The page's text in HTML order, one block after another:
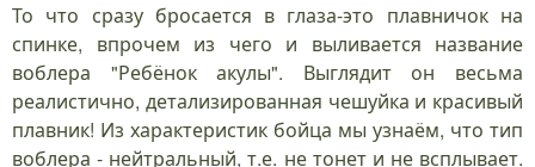
То что сразу бросается в глаза-это плавничок на
спинке, впрочем из чего и выливается название
воблера "Ребёнок акулы". Выглядит он весьма
реалистично, детализированная чешуйка и красивый
плавник! Из характеристик бойца мы узнаём, что тип
воблера - нейтральный, т.е. не тонет и не всплывает.